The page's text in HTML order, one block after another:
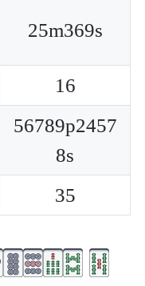
25m369s
16
56789p2457
8s
35